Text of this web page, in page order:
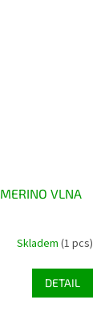
VLNA
Skladem (1 pcs)
DETAIL